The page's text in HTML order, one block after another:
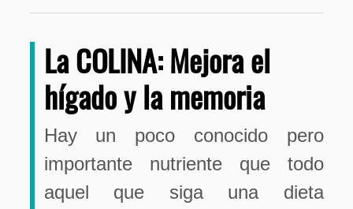
La COLINA: Mejora el
hígado y la memoria
Hay un poco conocido pero
importante nutriente que todo
aquel que siga una dieta